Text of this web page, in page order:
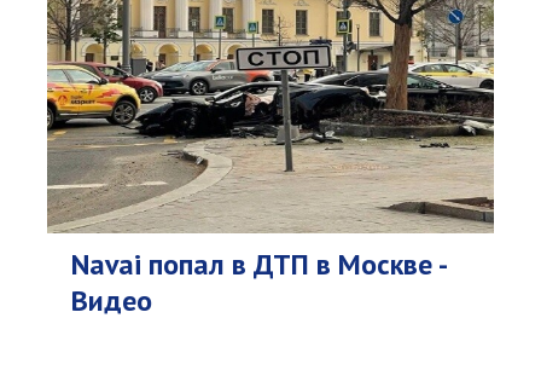
Navai попал в ДТП в Москве -
Видео